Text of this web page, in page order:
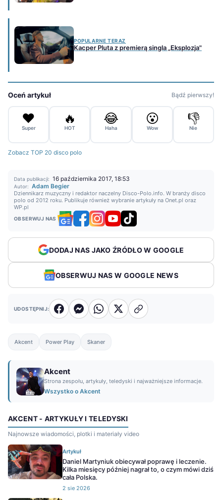
POPULARNE TERAZ
Kacper Pluta z premierą singla „Eksplozja"
Oceń artykuł Bądź pierwszy!
❤️
Super
🔥
HOT
😂
Haha
😮
Wow
👎
Nie
Zobacz TOP 20 disco polo
Data publikacji: 16 października 2017, 18:53
Autor: Adam Begier
Dziennikarz muzyczny i redaktor naczelny Disco-Polo.info. W branży disco
polo od 2012 roku. Publikuje również wybranie artykuły na Onet.pl oraz
WP.pl
OBSERWUJ NAS
DODAJ NAS JAKO ŹRÓDŁO W GOOGLE
OBSERWUJ NAS W GOOGLE NEWS
UDOSTĘPNIJ:
Akcent Power Play Skaner
Akcent
Strona zespołu, artykuły, teledyski i najważniejsze informacje.
Wszystko o Akcent
AKCENT - ARTYKUŁY I TELEDYSKI
Najnowsze wiadomości, plotki i materiały video
Artykuł
Daniel Martyniuk obiecywał poprawę i leczenie.
Kilka miesięcy później nagrał to, o czym mówi dziś
cała Polska.
2 sie 2026